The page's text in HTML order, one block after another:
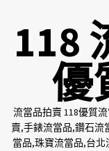
118
優
流當品拍賣 118優質
賣,手錶流當品,鑽石流
當品,珠寶流當品,台